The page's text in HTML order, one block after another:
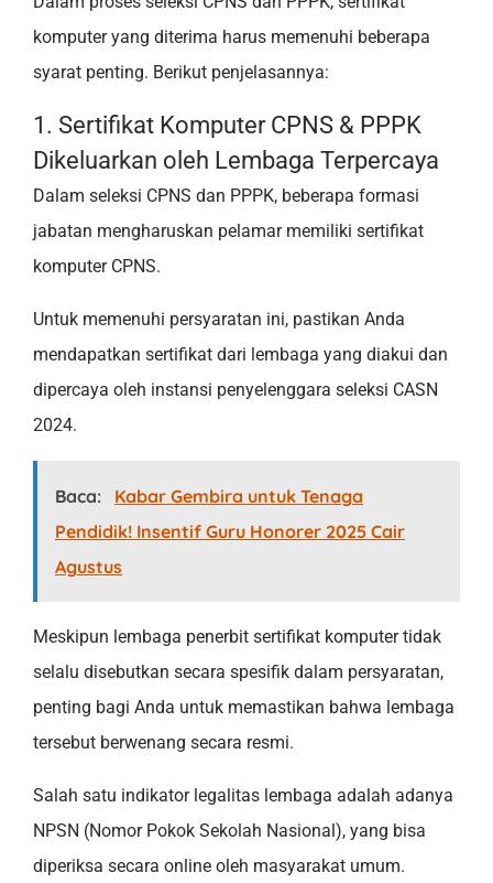
komputer yang diterima harus memenuhi beberapa
syarat penting. Berikut penjelasannya:
1. Sertifikat Komputer CPNS & PPPK
Dikeluarkan oleh Lembaga Terpercaya
Dalam seleksi CPNS dan PPPK, beberapa formasi
jabatan mengharuskan pelamar memiliki sertifikat
komputer CPNS.
Untuk memenuhi persyaratan ini, pastikan Anda
mendapatkan sertifikat dari lembaga yang diakui dan
dipercaya oleh instansi penyelenggara seleksi CASN
2024.
Baca:
Kabar Gembira untuk Tenaga
Pendidik! Insentif Guru Honorer 2025 Cair
Agustus
Meskipun lembaga penerbit sertifikat komputer tidak
selalu disebutkan secara spesifik dalam persyaratan,
penting bagi Anda untuk memastikan bahwa lembaga
tersebut berwenang secara resmi.
Salah satu indikator legalitas lembaga adalah adanya
NPSN (Nomor Pokok Sekolah Nasional), yang bisa
diperiksa secara online oleh masyarakat umum.